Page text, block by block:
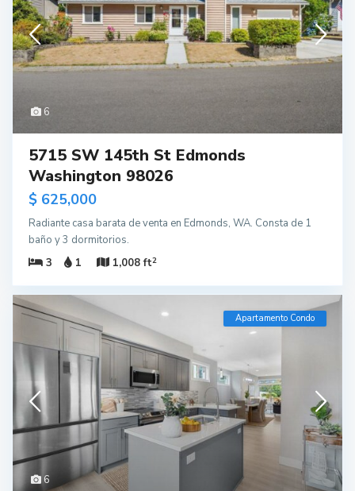
6
5715 SW 145th St Edmonds
Washington 98026
$ 625,000
Radiante casa barata de venta en Edmonds, WA. Consta de 1
baño y 3 dormitorios.
3
1 1,008 ft2
6
Apartamento Condo